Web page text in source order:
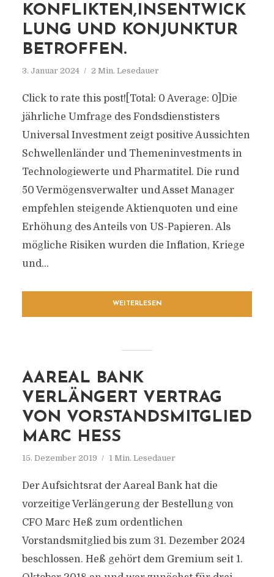
KONFLIKTEN,INSENTWICK
LUNG UND KONJUNKTUR
BETROFFEN.
3. Januar 2024 2 Min. Lesedauer
Click to rate this post![Total: 0 Average: 0]Die
jährliche Umfrage des Fondsdienstisters
Universal Investment zeigt positive Aussichten
Schwellenländer und Themeninvestments in
Technologiewerte und Pharmatitel. Die rund
50 Vermögensverwalter und Asset Manager
empfehlen steigende Aktienquoten und eine
Erhöhung des Anteils von US-Papieren. Als
mögliche Risiken wurden die Inflation, Kriege
und...
WEITERLESEN
AAREAL BANK
VERLÄNGERT VERTRAG
VON VORSTANDSMITGLIED
MARC HESS
15. Dezember 2019 1 Min. Lesedauer
Der Aufsichtsrat der Aareal Bank hat die
vorzeitige Verlängerung der Bestellung von
CFO Marc Heß zum ordentlichen
Vorstandsmitglied bis zum 31. Dezember 2024
beschlossen. Heß gehört dem Gremium seit 1.